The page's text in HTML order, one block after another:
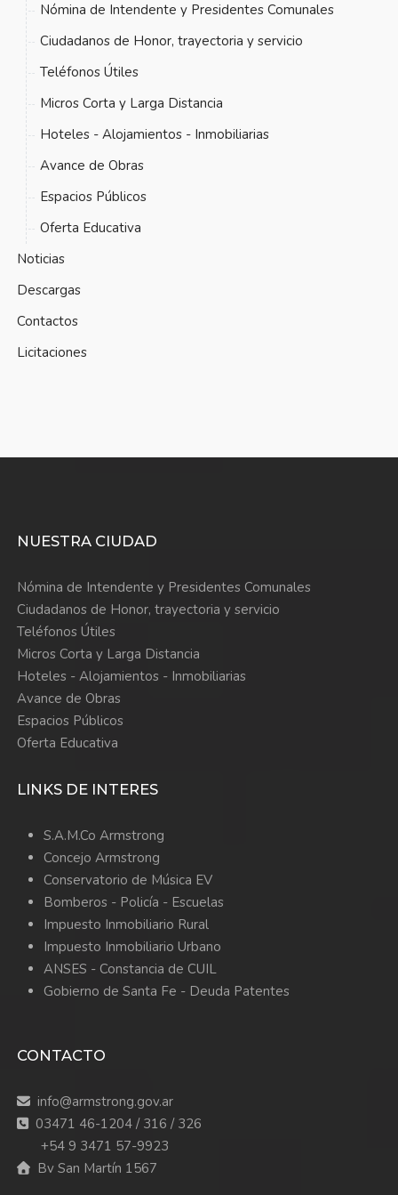
Nómina de Intendente y Presidentes Comunales
Ciudadanos de Honor, trayectoria y servicio
Teléfonos Útiles
Micros Corta y Larga Distancia
Hoteles - Alojamientos - Inmobiliarias
Avance de Obras
Espacios Públicos
Oferta Educativa
Noticias
Descargas
Contactos
Licitaciones
NUESTRA CIUDAD
Nómina de Intendente y Presidentes Comunales
Ciudadanos de Honor, trayectoria y servicio
Teléfonos Útiles
Micros Corta y Larga Distancia
Hoteles - Alojamientos - Inmobiliarias
Avance de Obras
Espacios Públicos
Oferta Educativa
LINKS DE INTERES
S.A.M.Co Armstrong
Concejo Armstrong
Conservatorio de Música EV
Bomberos - Policía - Escuelas
Impuesto Inmobiliario Rural
Impuesto Inmobiliario Urbano
ANSES - Constancia de CUIL
Gobierno de Santa Fe - Deuda Patentes
CONTACTO
info@armstrong.gov.ar
03471 46-1204 / 316 / 326
+54 9 3471 57-9923
Bv San Martín 1567